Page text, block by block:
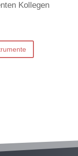
Kollegen